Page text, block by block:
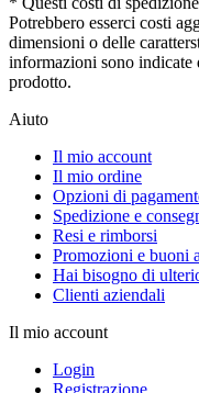
Potrebbero esserci costi
dimensioni o delle
informazioni sono indicate
prodotto.
Aiuto
Il mio account
Il mio ordine
Opzioni di
Spedizione e
Resi e rimborsi
Promozioni e buoni
Hai bisogno di
Clienti aziendali
Il mio account
Login
Registrazione